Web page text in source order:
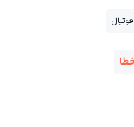
فوتبال